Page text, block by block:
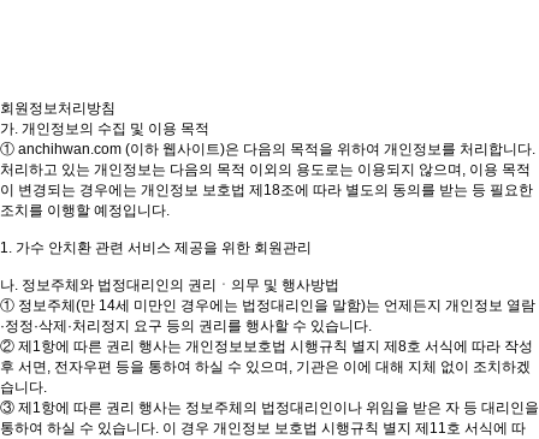
회원정보처리방침
가. 개인정보의 수집 및 이용 목적
① anchihwan.com (이하 웹사이트)은 다음의 목적을 위하여 개인정보를 처리합니다.
처리하고 있는 개인정보는 다음의 목적 이외의 용도로는 이용되지 않으며, 이용 목적
이 변경되는 경우에는 개인정보 보호법 제18조에 따라 별도의 동의를 받는 등 필요한
조치를 이행할 예정입니다.
1. 가수 안치환 관련 서비스 제공을 위한 회원관리
나. 정보주체와 법정대리인의 권리ㆍ의무 및 행사방법
① 정보주체(만 14세 미만인 경우에는 법정대리인을 말함)는 언제든지 개인정보 열람
·정정·삭제·처리정지 요구 등의 권리를 행사할 수 있습니다.
② 제1항에 따른 권리 행사는 개인정보보호법 시행규칙 별지 제8호 서식에 따라 작성
후 서면, 전자우편 등을 통하여 하실 수 있으며, 기관은 이에 대해 지체 없이 조치하겠
습니다.
③ 제1항에 따른 권리 행사는 정보주체의 법정대리인이나 위임을 받은 자 등 대리인을
통하여 하실 수 있습니다. 이 경우 개인정보 보호법 시행규칙 별지 제11호 서식에 따